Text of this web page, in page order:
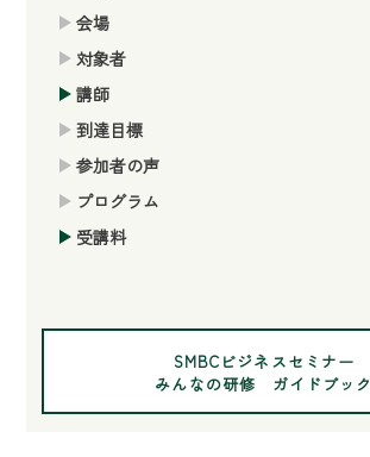
会場
対象者
講師
到達目標
参加者の声
プログラム
受講料
SMBCビジネスセミナー
みんなの研修 ガイドブック